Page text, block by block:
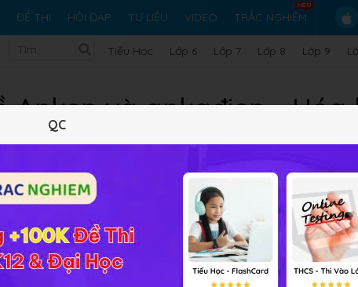
ĐỀ THI HỎI ĐÁP TƯ LIỆU VIDEO TRẮC NGHIỆM
Tiểu Học Lớp 6 Lớp 7 Lớp 8 Lớp 9
Anken và ankađien - Hóa
31Anken và ankađien
các em vui lòng đặt câu hỏi để
bài tập SGK, bài tập nâng cao để cộng đồng
QC